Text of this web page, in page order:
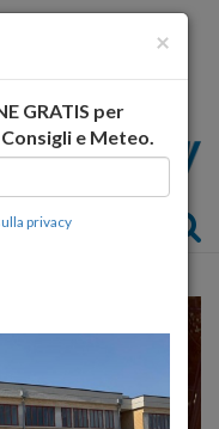
×
GRATIS per
e Meteo.
privacy